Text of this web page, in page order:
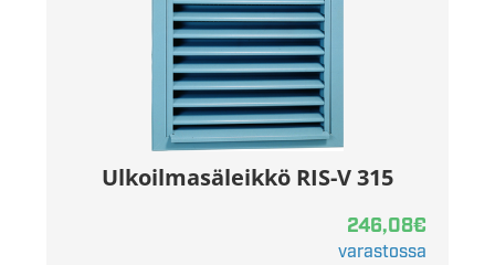
Ulkoilmasäleikkö RIS-V 315
246,08€
varastossa